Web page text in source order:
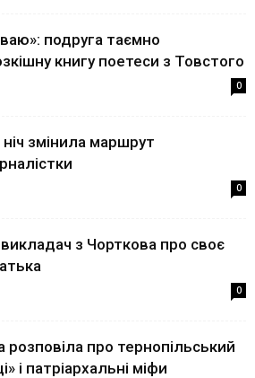
подруга таємно
книгу поетеси з Товстого
0
змінила маршрут
0
з Чорткова про своє
0
розповіла про тернопільський
і патріархальні міфи